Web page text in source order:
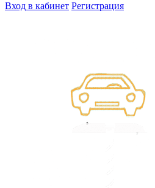
Вход в кабинет Регистрация